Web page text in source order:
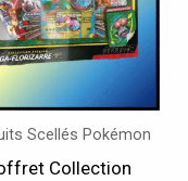
Scellés Pokémon
Collection